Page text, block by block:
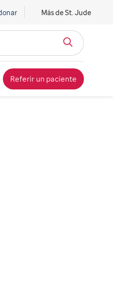
Más de St. Jude
Referir un paciente